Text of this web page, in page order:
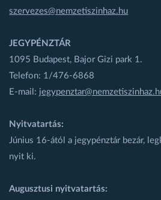
szervezes@nemzetiszinhaz.hu
JEGYPÉNZTÁR
1095 Budapest, Bajor Gizi park 1.
Telefon: 1/476-6868
E-mail:
Nyitvatartás:
Június 16-ától a jegypénztár bezár,
nyit ki.
Augusztusi nyitvatartás: